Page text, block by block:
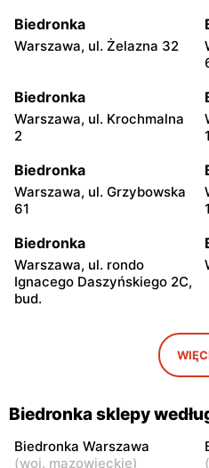
Biedronka
Warszawa, ul. Żelazna 32
Biedronka
Warszawa, ul. Krochmalna
2
Biedronka
Warszawa, ul. Grzybowska
61
Biedronka
Warszawa, ul. rondo
Ignacego Daszyńskiego 2C,
bud.
Warszawa, ul. Ogrodowa 58
Biedronka
Warszawa, ul. Dobra 42
Biedronka sklepy
Biedronka Warszawa
(woj. mazowieckie)
(